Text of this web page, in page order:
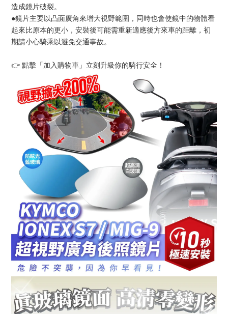
造成鏡片破裂。
●鏡片主要以凸面廣角來增大視野範圍，同時也會使鏡中的物體看
起來比原本的更小，安裝後可能需重新適應後方來車的距離，初
期請小心騎乘以避免交通事故。
👉 點擊「加入購物車」立刻升級你的騎行安全！